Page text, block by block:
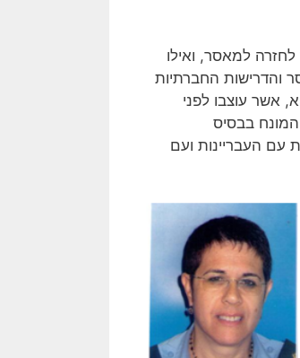
למאסר, ואילו
והדרישות החברתיות
אשר עוצבו לפני
בבסיס
עם העבריינות ועם